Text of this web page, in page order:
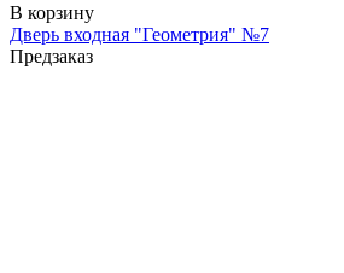
В корзину
Дверь входная "Геометрия" №7
Предзаказ